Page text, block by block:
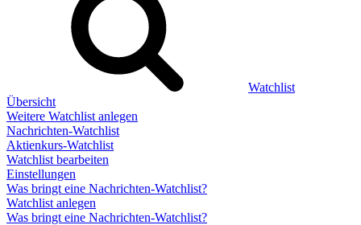
Watchlist
Übersicht
Weitere Watchlist anlegen
Nachrichten-Watchlist
Aktienkurs-Watchlist
Watchlist bearbeiten
Einstellungen
Was bringt eine Nachrichten-Watchlist?
Watchlist anlegen
Was bringt eine Nachrichten-Watchlist?